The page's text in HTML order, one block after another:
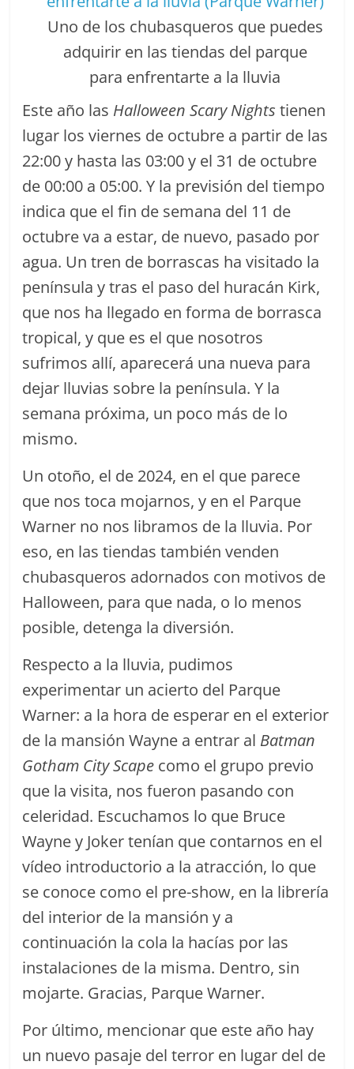
Uno de los chubasqueros que puedes
adquirir en las tiendas del parque
para enfrentarte a la lluvia
Este año las Halloween Scary Nights tienen
lugar los viernes de octubre a partir de las
22:00 y hasta las 03:00 y el 31 de octubre
de 00:00 a 05:00. Y la previsión del tiempo
indica que el fin de semana del 11 de
octubre va a estar, de nuevo, pasado por
agua. Un tren de borrascas ha visitado la
península y tras el paso del huracán Kirk,
que nos ha llegado en forma de borrasca
tropical, y que es el que nosotros
sufrimos allí, aparecerá una nueva para
dejar lluvias sobre la península. Y la
semana próxima, un poco más de lo
mismo.
Un otoño, el de 2024, en el que parece
que nos toca mojarnos, y en el Parque
Warner no nos libramos de la lluvia. Por
eso, en las tiendas también venden
chubasqueros adornados con motivos de
Halloween, para que nada, o lo menos
posible, detenga la diversión.
Respecto a la lluvia, pudimos
experimentar un acierto del Parque
Warner: a la hora de esperar en el exterior
de la mansión Wayne a entrar al Batman
Gotham City Scape como el grupo previo
que la visita, nos fueron pasando con
celeridad. Escuchamos lo que Bruce
Wayne y Joker tenían que contarnos en el
vídeo introductorio a la atracción, lo que
se conoce como el pre-show, en la librería
del interior de la mansión y a
continuación la cola la hacías por las
instalaciones de la misma. Dentro, sin
mojarte. Gracias, Parque Warner.
Por último, mencionar que este año hay
un nuevo pasaje del terror en lugar del de